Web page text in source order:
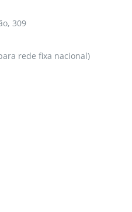
309
rede fixa nacional)